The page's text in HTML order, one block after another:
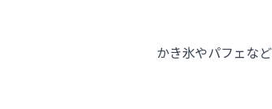
かき氷やパフェな